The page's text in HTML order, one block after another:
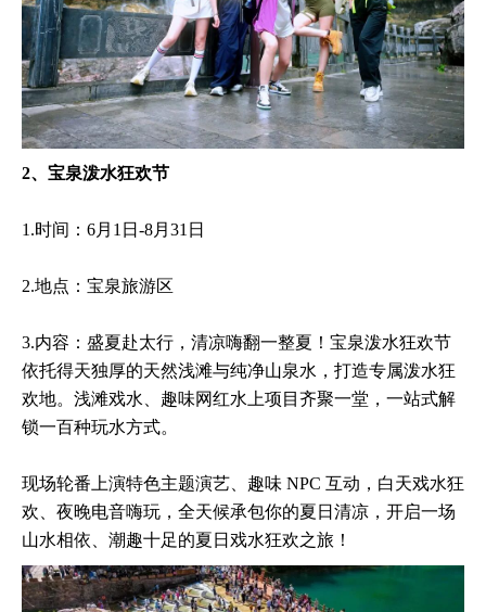
2、宝泉泼水狂欢节
1.时间：6月1日-8月31日
2.地点：宝泉旅游区
3.内容：盛夏赴太行，清凉嗨翻一整夏！宝泉泼水狂欢节
依托得天独厚的天然浅滩与纯净山泉水，打造专属泼水狂
欢地。浅滩戏水、趣味网红水上项目齐聚一堂，一站式解
锁一百种玩水方式。
现场轮番上演特色主题演艺、趣味 NPC 互动，白天戏水狂
欢、夜晚电音嗨玩，全天候承包你的夏日清凉，开启一场
山水相依、潮趣十足的夏日戏水狂欢之旅！